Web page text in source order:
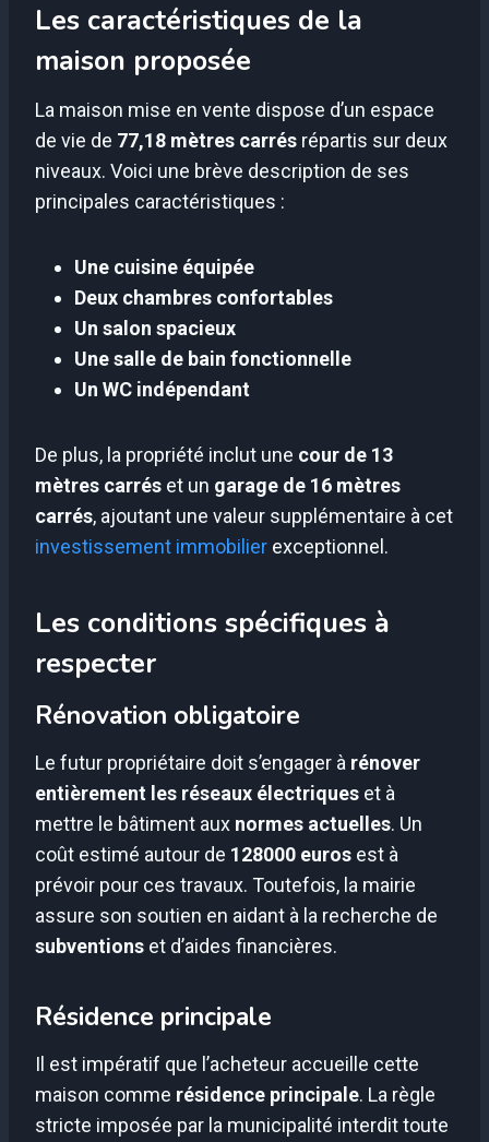
Les caractéristiques de la
maison proposée
La maison mise en vente dispose d’un espace
de vie de 77,18 mètres carrés répartis sur deux
niveaux. Voici une brève description de ses
principales caractéristiques :
Une cuisine équipée
Deux chambres confortables
Un salon spacieux
Une salle de bain fonctionnelle
Un WC indépendant
De plus, la propriété inclut une cour de 13
mètres carrés et un garage de 16 mètres
carrés, ajoutant une valeur supplémentaire à cet
investissement immobilier exceptionnel.
Les conditions spécifiques à
respecter
Rénovation obligatoire
Le futur propriétaire doit s’engager à rénover
entièrement les réseaux électriques et à
mettre le bâtiment aux normes actuelles. Un
coût estimé autour de 128000 euros est à
prévoir pour ces travaux. Toutefois, la mairie
assure son soutien en aidant à la recherche de
subventions et d’aides financières.
Résidence principale
Il est impératif que l’acheteur accueille cette
maison comme résidence principale. La règle
stricte imposée par la municipalité interdit toute